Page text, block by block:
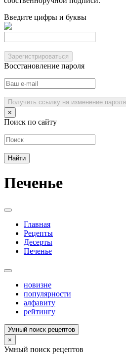
Введите цифры и буквы
Зарегистрироваться
Восстановление пароля
Получить ссылку на изменение пароля
×
Поиск по сайту
Печенье
Главная
Рецепты
Десерты
Печенье
новизне
популярности
алфавиту
рейтингу
Умный поиск рецептов
×
Умный поиск рецептов